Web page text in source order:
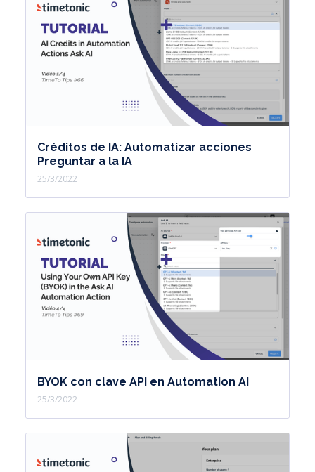
Créditos de IA: Automatizar acciones
Preguntar a la IA
25/3/2022
BYOK con clave API en Automation AI
25/3/2022